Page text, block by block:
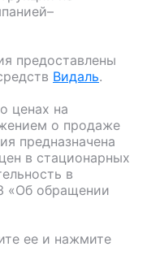
предоставлены
Видаль.
ценах на
о продаже
предназначена
в стационарных
в
«Об обращении
ее и нажмите